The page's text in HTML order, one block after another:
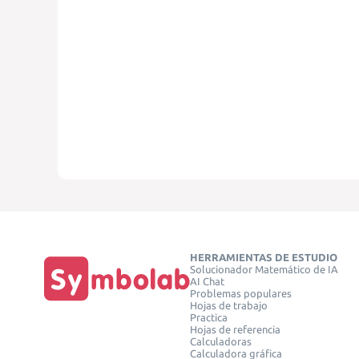
HERRAMIENTAS DE ESTUDIO
Solucionador Matemático de IA
AI Chat
Problemas populares
Hojas de trabajo
Practica
Hojas de referencia
Calculadoras
Calculadora gráfica